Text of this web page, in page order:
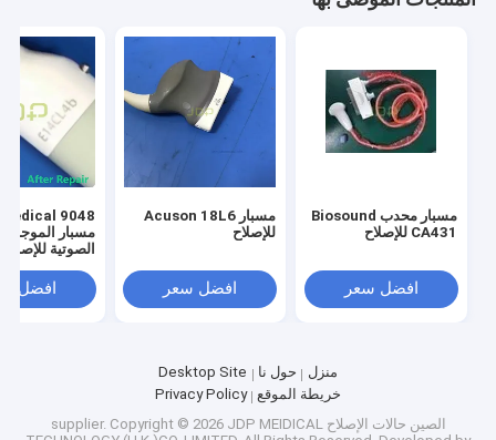
مسبار محدب Biosound
CA431 للإصلاح
افضل سعر
مسبار Acuson 18L6
للإصلاح
افضل سعر
Medical 9048
مسبار
الصوتية للإصلاح
افضل
منزل حول نا
Desktop Site
خريطة الموقع
Privacy Policy
الصين حالات الإصلاح supplier. Copyright © 2026 JDP MEIDICAL